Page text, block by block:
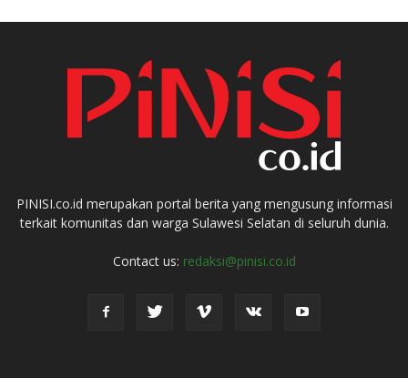
PINISI.co.id merupakan portal berita yang mengusung informasi
terkait komunitas dan warga Sulawesi Selatan di seluruh dunia.
Contact us: redaksi@pinisi.co.id